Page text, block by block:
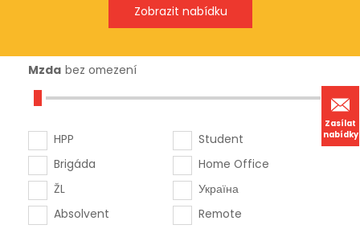
Zasílat
nabídky
Mzda bez omezení
HPP
Brigáda
ŽL
Absolvent
Student
Home Office
Україна
Remote